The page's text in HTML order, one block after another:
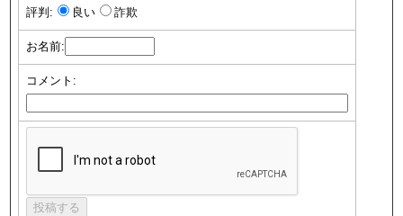
評判: 良い 詐欺
お名前:
コメント: